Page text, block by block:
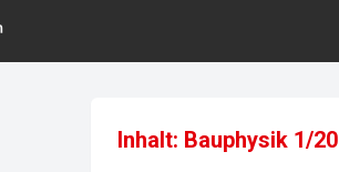
Inhalt: Bauphysik 1/